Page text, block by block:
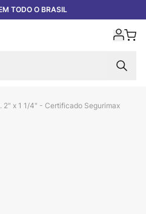
TODO O BRASIL
2" x 1 1/4" - Certificado Segurimax